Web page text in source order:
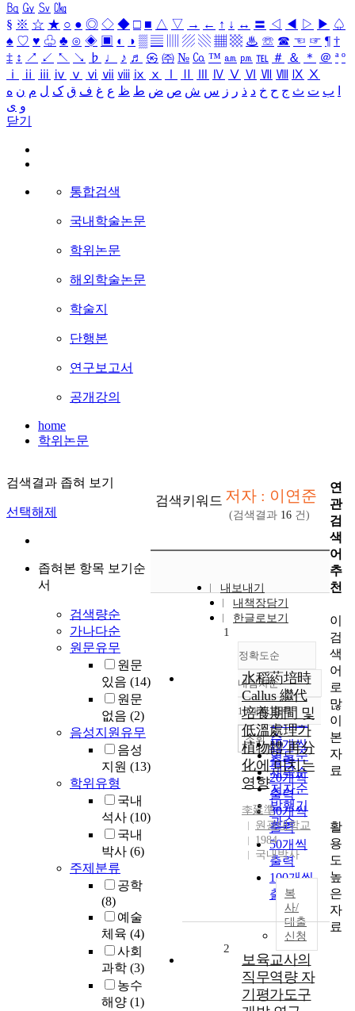
㏃ ㏉ ㏜ ㏆
§ ※ ☆ ★ ○ ● ◎ ◇ ◆ □ ■ △ ▽ → ← ↑ ↓ ↔ 〓 ◁ ◀ ▷ ▶ ♤
♠ ♡ ♥ ♧ ♣ ⊙ ◈ ▣ ◐ ◑ ▒ ▤ ▨ ▧ ▦ ▩ ♨ ☏ ☎ ☜ ☞ ¶ †
‡ ↕ ↗ ↙ ↖ ↘ ♭ ♩ ♪ ♬ ㉿ ㈜ № ㏇ ™ ㏂ ㏘ ℡ ＃ ＆ ＊ ＠ ª º
ⅰ
ⅱ ⅲ ⅳ ⅴ ⅵ ⅶ ⅷ ⅸ ⅹ Ⅳ Ⅴ Ⅵ Ⅶ Ⅷ Ⅸ Ⅹ
ب ت ث ج ح خ د ذ ر ز س ش ص ض ط ظ ع غ ف ق ک ل م ن ه
و ی
닫기
통합검색
국내학술논문
학위논문
해외학술논문
학술지
단행본
연구보고서
공개강의
home
학위논문
검색결과 좁혀 보기
선택해제
좁혀본 항목 보기순
서
검색량순
가나다순
원문유무
원문
있음 (14)
원문
없음 (2)
음성지원유무
음성
지원 (13)
학위유형
국내
석사 (10)
국내
박사 (6)
주제분류
공학
(8)
예술
체육 (4)
사회
과학 (3)
농수
해양 (1)
검색키워드 저자 : 이연준
(검색결과 16 건)
내보내기
내책장담기
한글로보기
정확도순
정확도
순
인기도
순
연도순
제목순
저자순
발행기
관순
내림차순
내림차순
10개씩 출력
10개씩
출력
20개씩
출력
30개씩
출력
50개씩
출력
100개씩
출력
조회
1
水稻葯培時
Callus 繼代
培養期間 및
低溫處理가
植物體 再分
化에 미치는
영향
李延準
원광대학교
1984
국내박사
복
사/
대출
신청
2
보육교사의
직무역량 자
기평가도구
연
관
검
색
어
추
천
이
검
색
어
로
많
이
본
자
료
활
용
도
높
은
자
료